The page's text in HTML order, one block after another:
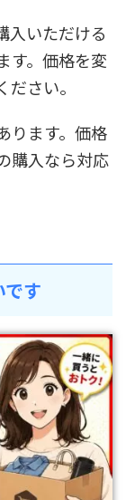
入いただける
す。価格を変
さい。
ります。価格
購入なら対応
す